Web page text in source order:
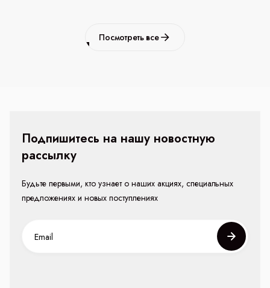
Посмотреть все
Подпишитесь на нашу новостную
рассылку
Будьте первыми, кто узнает о наших акциях, специальных
предложениях и новых поступлениях